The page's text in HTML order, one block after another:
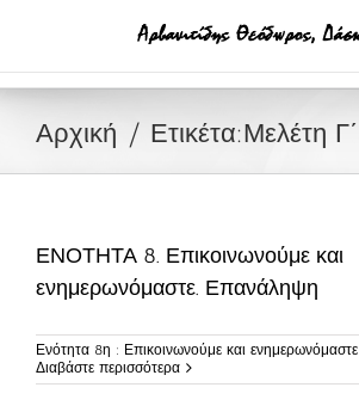
Αρχική Ετικέτα:Μελέτη Γ΄
ΕΝΟΤΗΤΑ 8. Επικοινωνούμε και
ενημερωνόμαστε. Επανάληψη
Ενότητα 8η : Επικοινωνούμε και ενημερωνόμαστε
Διαβάστε περισσότερα